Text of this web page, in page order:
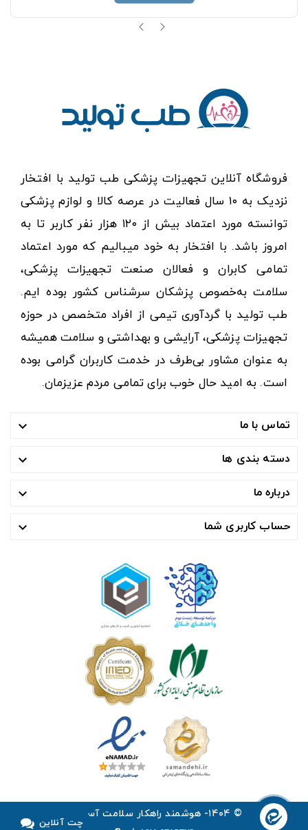
فروشگاه آنلاین تجهیزات پزشکی طب تولید با افتخار
نزدیک به ۱۰ سال فعالیت در عرصه کالا و لوازم پزشکی
توانسته مورد اعتماد بیش از ۱۲۰ هزار نفر کاربر تا به
امروز باشد. با افتخار به خود میبالیم که مورد اعتماد
تمامی کابران و فعالان صنعت تجهیزات پزشکی،
سلامت به‌خصوص پزشکان سرشناس کشور بوده ایم.
طب تولید با گردآوری تیمی از افراد متخصص در حوزه
تجهیزات پزشکی، آرایشی و بهداشتی و سلامت همیشه
به عنوان مشاور بی‌طرف در خدمت کاربران گرامی بوده
است. به امید حال خوب برای تمامی مردم عزیزمان.
تماس با ما 
دسته بندی ها 
درباره ما 
حساب کاربری شما 
© ۱۴۰۴- هوشمند راهکار سلامت آسیا ™
چت آنلاین